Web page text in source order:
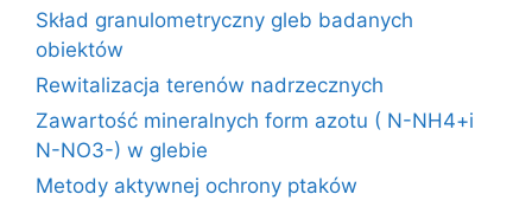
Skład granulometryczny gleb badanych
obiektów
Rewitalizacja terenów nadrzecznych
Zawartość mineralnych form azotu ( N-NH4+i
N-NO3-) w glebie
Metody aktywnej ochrony ptaków